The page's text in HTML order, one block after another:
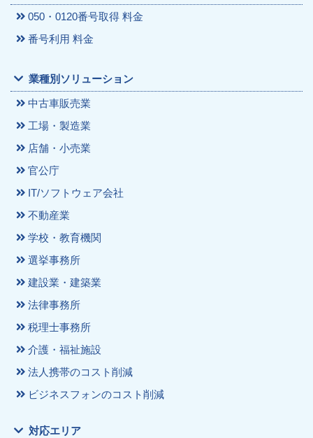
050・0120番号取得 料金
番号利用 料金
業種別ソリューション
中古車販売業
工場・製造業
店舗・小売業
官公庁
IT/ソフトウェア会社
不動産業
学校・教育機関
選挙事務所
建設業・建築業
法律事務所
税理士事務所
介護・福祉施設
法人携帯のコスト削減
ビジネスフォンのコスト削減
対応エリア